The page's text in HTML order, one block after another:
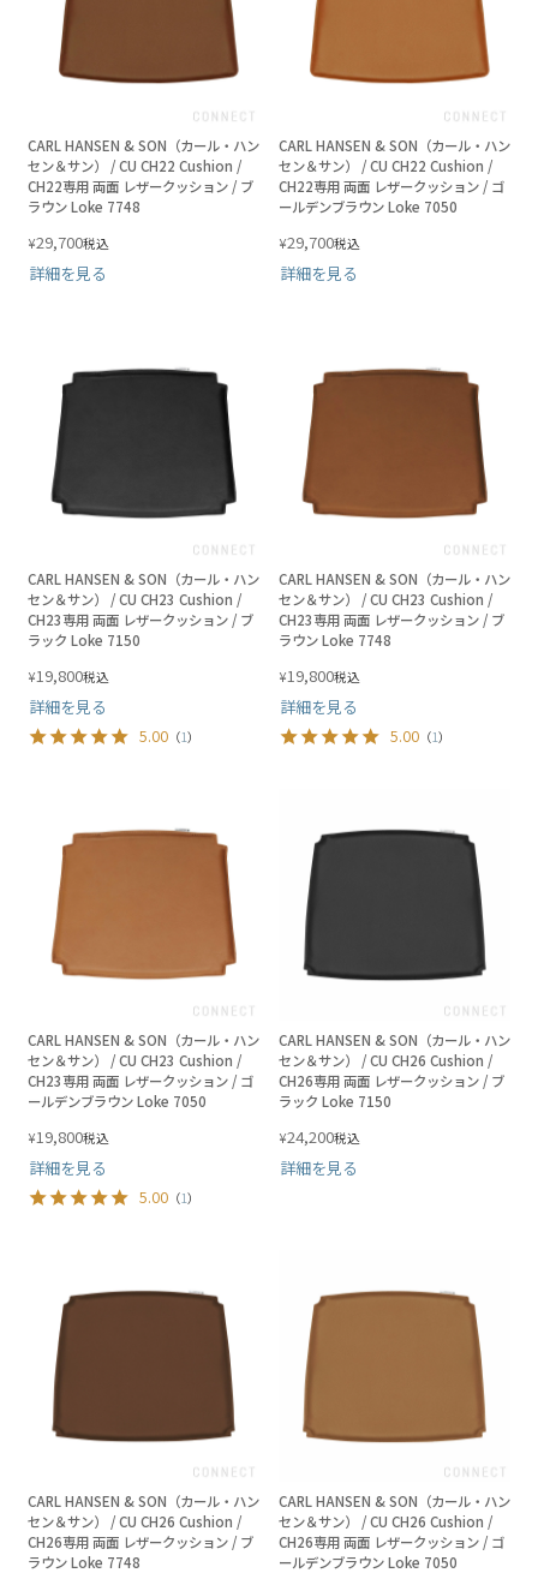
CARL HANSEN & SON（カール・ハン
セン＆サン） / CU CH22 Cushion /
CH22専用 両面 レザークッション / ブ
ラウン Loke 7748
¥29,700税込
詳細を見る
CARL HANSEN & SON（カール・ハン
セン＆サン） / CU CH22 Cushion /
CH22専用 両面 レザークッション / ゴ
ールデンブラウン Loke 7050
¥29,700税込
詳細を見る
CARL HANSEN & SON（カール・ハン
セン＆サン） / CU CH23 Cushion /
CH23専用 両面 レザークッション / ブ
ラック Loke 7150
¥19,800税込
詳細を見る
5.00 （1）
CARL HANSEN & SON（カール・ハン
セン＆サン） / CU CH23 Cushion /
CH23専用 両面 レザークッション / ブ
ラウン Loke 7748
¥19,800税込
詳細を見る
5.00 （1）
CARL HANSEN & SON（カール・ハン
セン＆サン） / CU CH23 Cushion /
CH23専用 両面 レザークッション / ゴ
ールデンブラウン Loke 7050
¥19,800税込
詳細を見る
5.00 （1）
CARL HANSEN & SON（カール・ハン
セン＆サン） / CU CH26 Cushion /
CH26専用 両面 レザークッション / ブ
ラック Loke 7150
¥24,200税込
詳細を見る
CARL HANSEN & SON（カール・ハン
セン＆サン） / CU CH26 Cushion /
CH26専用 両面 レザークッション / ブ
ラウン Loke 7748
CARL HANSEN & SON（カール・ハン
セン＆サン） / CU CH26 Cushion /
CH26専用 両面 レザークッション / ゴ
ールデンブラウン Loke 7050